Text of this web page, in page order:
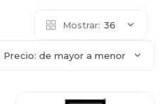
Mostrar: 36
Precio: de mayor a menor